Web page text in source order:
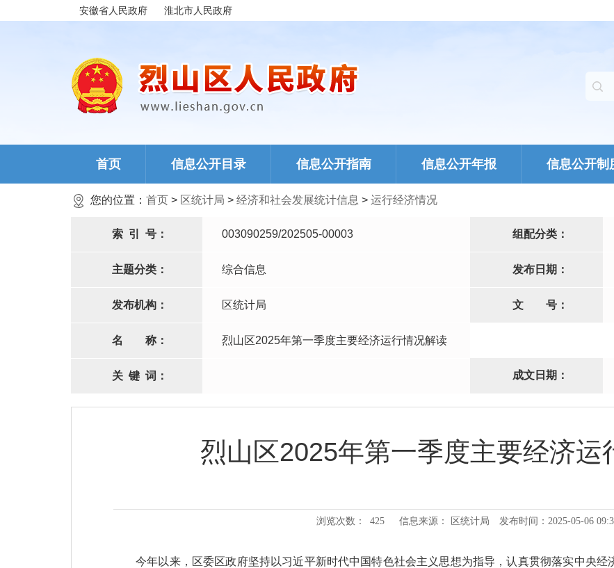
安徽省人民政府 淮北市人民政府
首页 信息公开目录 信息公开指南 信息公开年报 信息公开制
您的位置： 首页 > 区统计局 > 经济和社会发展统计信息 > 运行经济情况
索 引 号： 003090259/202505-00003 组配分类：
主题分类： 综合信息 发布日期：
发布机构： 区统计局 文 号：
名 称： 烈山区2025年第一季度主要经济运行情况解读
关 键 词： 成文日期：
烈山区2025年第一季度主要经济运
浏览次数： 425 信息来源： 区统计局 发布时间：2025-05-06
今年以来，区委区政府坚持以习近平新时代中国特色社会主义思想为指导，认真贯彻落实中央